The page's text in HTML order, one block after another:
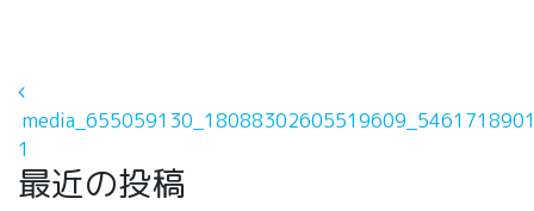
投稿ナビゲーション
1
最近の投稿